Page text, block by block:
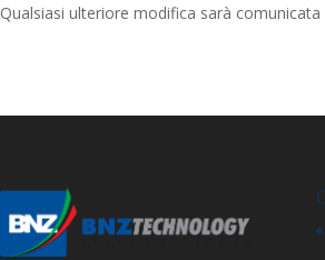
Qualsiasi ulteriore modifica sarà